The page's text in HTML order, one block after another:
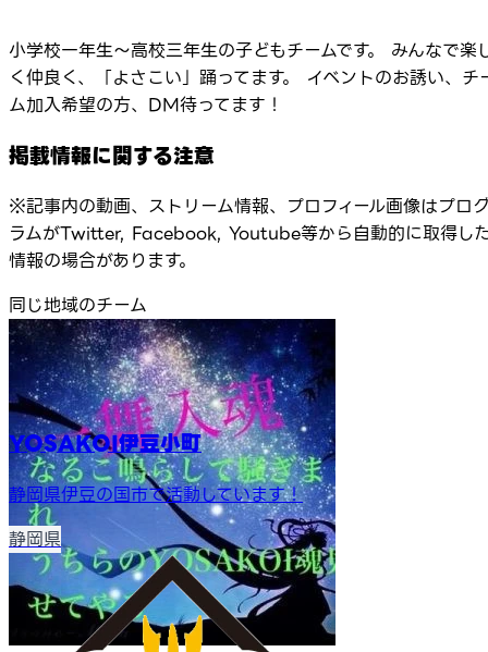
小学校一年生〜高校三年生の子どもチームです。 みんなで楽
く仲良く、「よさこい」踊ってます。 イベントのお誘い、チ
ム加入希望の方、DM待ってます！
掲載情報に関する注意
※記事内の動画、ストリーム情報、プロフィール画像はプロ
ラムがTwitter, Facebook, Youtube等から自動的に取得し
情報の場合があります。
同じ地域のチーム
YOSAKOI伊豆小町
静岡県伊豆の国市で活動しています！
静岡県